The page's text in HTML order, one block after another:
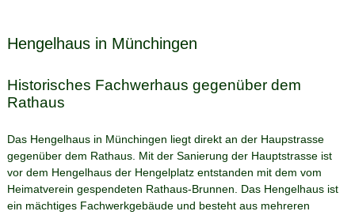
Hengelhaus in Münchingen
Historisches Fachwerhaus gegenüber dem
Rathaus
Das Hengelhaus in Münchingen liegt direkt an der Haupstrasse
gegenüber dem Rathaus. Mit der Sanierung der Hauptstrasse ist
vor dem Hengelhaus der Hengelplatz entstanden mit dem vom
Heimatverein gespendeten Rathaus-Brunnen. Das Hengelhaus ist
ein mächtiges Fachwerkgebäude und besteht aus mehreren